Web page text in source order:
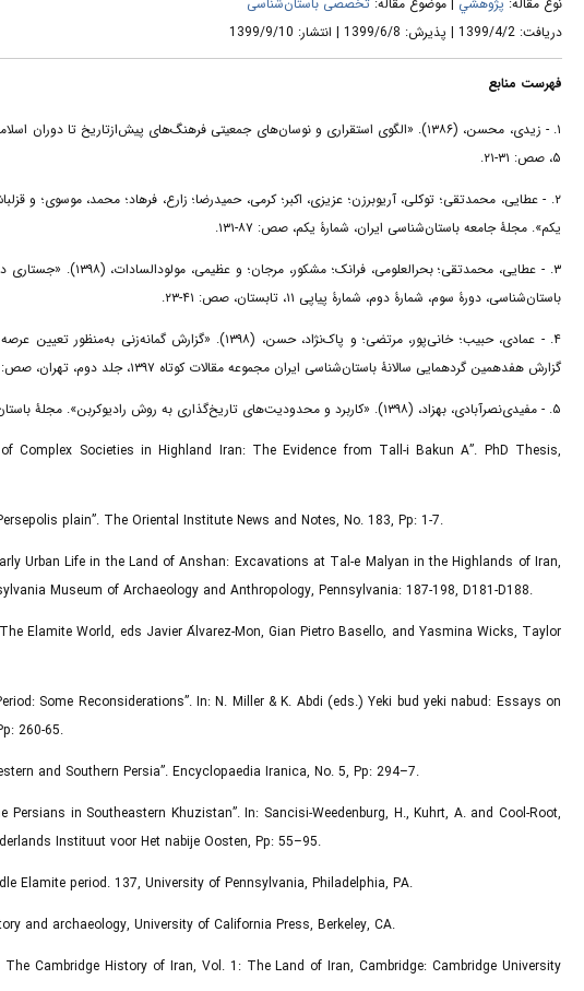
دریافت: 1399/4/2 | پذیرش: 1399/6/8 | انتشار: 1399/9/10
فهرست منابع
۱. - زیدی، محسن، (۱۳۸۶). «الگوی استقراری و نوسان‌های جمعیتی فرهنگ‌های پیش‌ازتاریخ
۵، صص: ۳۱-۲۱.
یکم». مجلۀ جامعه باستان‌شناسی ایران، شمارۀ یکم، صص: ۸۷-۱۳۱.
باستان‌شناسی، دورۀ سوم، شمارۀ دوم، شمارۀ پیاپی ۱۱، تابستان، صص: ۴۱-۲۳.
۴. - عمادی، حبیب؛ خانی‌پور، مرتضی؛ و پاک‌نژاد، حسن،
گزارش هفدهمین گردهمایی سالانۀ باستان‌شناسی ایران مجموعه مقالات کوتاه ۱۳۹۷، جلد دوم، تهران، صص: ۹۶۴-۹۵۷.
۵. - مفیدی‌نصرآبادی، بهزاد، (۱۳۹۸). «کاربرد ‌و ‌محدودیت‌های ‌تاریخ‌گذاری ‌به‌ روش‌ رادیوکربن»‌. مجلۀ باستان‌شناسی، دورۀ سوم، شمارۀ یکم، شمارۀ پیاپی ۱۰، بهار، صص: ۴۱-۲۳.
Complex Societies in Highland Iran: The Evidence from Tall-i Bakun A”. PhD Thesis,
plain”. The Oriental Institute News and Notes, No. 183, Pp: 1-7.
Urban Life in the Land of Anshan: Excavations at Tal-e Malyan in the Highlands of Iran,
Museum of Archaeology and Anthropology, Pennsylvania: 187-198, D181-D188.
Elamite World, eds Javier Álvarez-Mon, Gian Pietro Basello, and Yasmina Wicks, Taylor
Some Reconsiderations”. In: N. Miller & K. Abdi (eds.) Yeki bud yeki nabud: Essays on
260-65.
and Southern Persia”. Encyclopaedia Iranica, No. 5, Pp: 294–7.
in Southeastern Khuzistan”. In: Sancisi-Weedenburg, H., Kuhrt, A. and Cool-Root,
Instituut voor Het nabije Oosten, Pp: 55–95.
Elamite period. 137, University of Pennsylvania, Philadelphia, PA.
and archaeology, University of California Press, Berkeley, CA.
Cambridge History of Iran, Vol. 1: The Land of Iran, Cambridge: Cambridge University